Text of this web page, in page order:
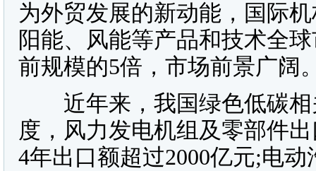
为外贸发展的新动能，国际
阳能、风能等产品和技术全
前规模的5倍，市场前景广阔
近年来，我国绿色低碳相
度，风力发电机组及零部件
4年出口额超过2000亿元;电